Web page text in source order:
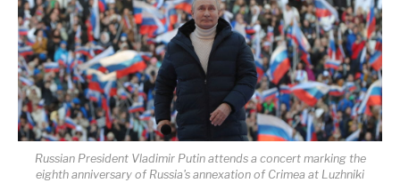
Russian President Vladimir Putin attends a concert marking the
eighth anniversary of Russia's annexation of Crimea at Luzhniki